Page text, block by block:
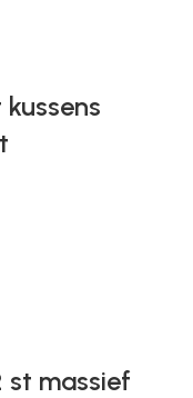
st massief